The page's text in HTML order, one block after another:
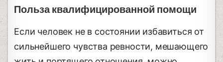
Польза квалифицированной помощи
Если человек не в состоянии избавиться от
сильнейшего чувства ревности, мешающего